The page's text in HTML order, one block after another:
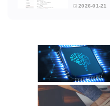
2026-01-21